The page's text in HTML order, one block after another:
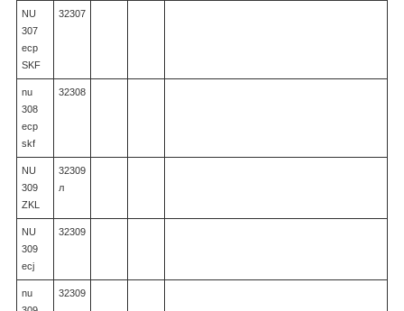
NU
307
ecp
SKF
32307
nu
308
ecp
skf
32308
NU
309
ZKL
32309
л
NU
309
ecj
32309
nu
32309